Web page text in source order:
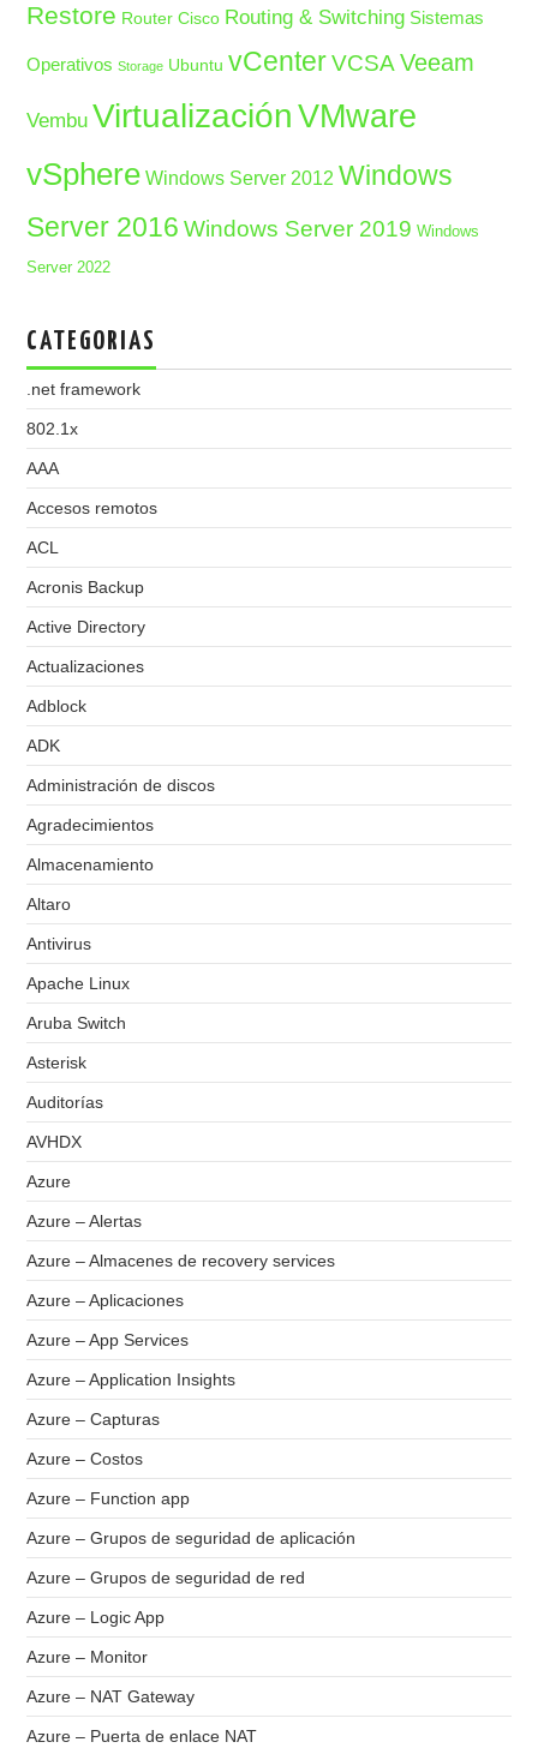
Restore Router Cisco Routing & Switching Sistemas
Operativos Storage Ubuntu vCenter VCSA Veeam
Vembu Virtualización VMware
vSphere Windows Server 2012 Windows
Server 2016 Windows Server 2019 Windows
Server 2022
CATEGORIAS
.net framework
802.1x
AAA
Accesos remotos
ACL
Acronis Backup
Active Directory
Actualizaciones
Adblock
ADK
Administración de discos
Agradecimientos
Almacenamiento
Altaro
Antivirus
Apache Linux
Aruba Switch
Asterisk
Auditorías
AVHDX
Azure
Azure – Alertas
Azure – Almacenes de recovery services
Azure – Aplicaciones
Azure – App Services
Azure – Application Insights
Azure – Capturas
Azure – Costos
Azure – Function app
Azure – Grupos de seguridad de aplicación
Azure – Grupos de seguridad de red
Azure – Logic App
Azure – Monitor
Azure – NAT Gateway
Azure – Puerta de enlace NAT